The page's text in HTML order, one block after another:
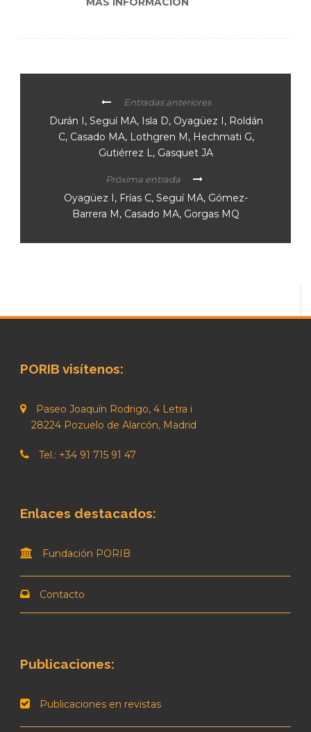
Entradas anteriores
Durán I, Seguí MA, Isla D, Oyagüez I, Roldán
C, Casado MA, Lothgren M, Hechmati G,
Gutiérrez L, Gasquet JA
Próxima entrada
Oyagüez I, Frías C, Seguí MA, Gómez-
Barrera M, Casado MA, Gorgas MQ
PORIB visítenos:
Paseo Joaquín Rodrigo, 4 Letra i
28224 Pozuelo de Alarcón, Madrid
Tel.: +34 91 715 91 47
Enlaces destacados:
Fundación PORIB
Contacto
Publicaciones:
Publicaciones en revistas